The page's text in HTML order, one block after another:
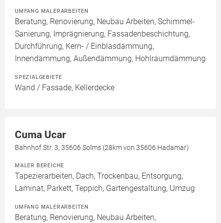
UMFANG MALERARBEITEN
Beratung, Renovierung, Neubau Arbeiten, Schimmel-
Sanierung, Imprägnierung, Fassadenbeschichtung,
Durchführung, Kern- / Einblasdämmung,
Innendämmung, Außendämmung, Hohlraumdämmung
SPEZIALGEBIETE
Wand / Fassade, Kellerdecke
Cuma Ucar
Bahnhof Str. 3, 35606 Solms (28km von 35606 Hadamar)
MALER BEREICHE
Tapezierarbeiten, Dach, Trockenbau, Entsorgung,
Laminat, Parkett, Teppich, Gartengestaltung, Umzug
UMFANG MALERARBEITEN
Beratung, Renovierung, Neubau Arbeiten,